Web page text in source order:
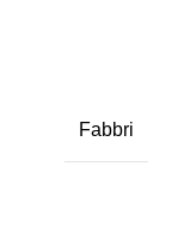
Fabbri